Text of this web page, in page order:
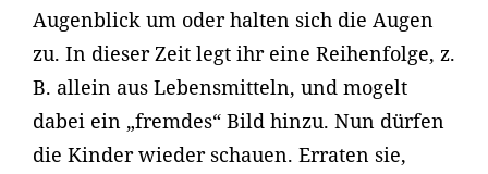
Augenblick um oder halten sich die Augen
zu. In dieser Zeit legt ihr eine Reihenfolge, z.
B. allein aus Lebensmitteln, und mogelt
dabei ein „fremdes“ Bild hinzu. Nun dürfen
die Kinder wieder schauen. Erraten sie,